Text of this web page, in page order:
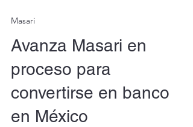
Masari
Avanza Masari en
proceso para
convertirse en banco